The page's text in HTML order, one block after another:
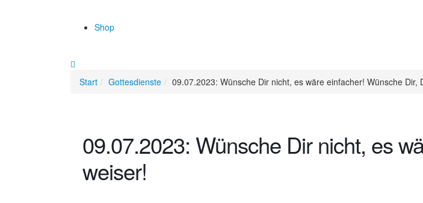
Shop
Start Gottesdienste 09.07.2023: Wünsche Dir nicht, es wäre einfacher! Wünsche Dir,
09.07.2023: Wünsche Dir nicht, es
weiser!